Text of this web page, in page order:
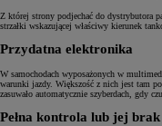
Z której strony podjechać do dystrybutora
strzałki wskazującej właściwy kierunek
Przydatna elektronika
W samochodach wyposażonych w
warunki jazdy. Większość z nich jest tam
zasuwało automatycznie szyberdach, gdy
Pełna kontrola lub jej brak